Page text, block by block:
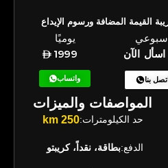
القيمة المضافة ورسوم الإيداع
يوميًا
1999
اسأل الآن
واتساب بنا
المواصفات والميزات
حد الكيلومترات:250 km
الدفع:بطاقة، نقداً، كريبتو